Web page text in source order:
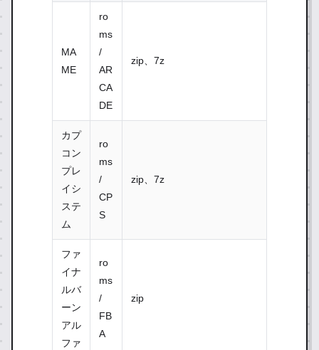
MA
ME
ro
ms
/
AR
CA
DE
zip、7z
カプ
コン
プレ
イシ
ステ
ム
ro
ms
/
CP
S
zip、7z
ファ
イナ
ルバ
ーン
アル
ファ
ro
ms
/
FB
A
zip